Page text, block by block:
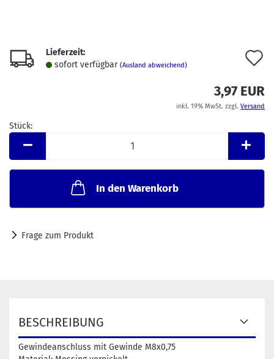
Lieferzeit:
sofort verfügbar (Ausland abweichend)
3,97 EUR
inkl. 19% MwSt. zzgl. Versand
Stück:
Stück
In den Warenkorb
Frage zum Produkt
BESCHREIBUNG
Gewindeanschluss mit Gewinde M8x0,75